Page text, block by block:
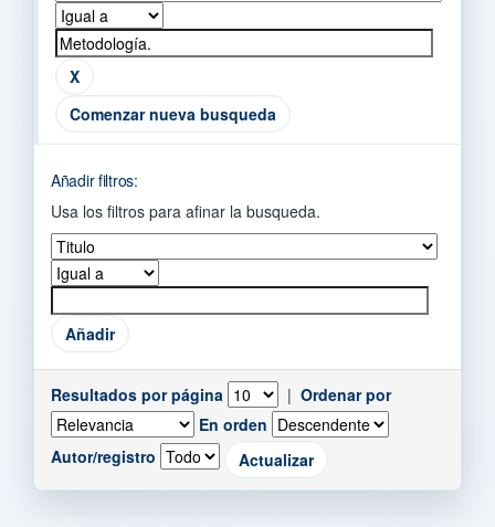
Comenzar nueva busqueda
Añadir filtros:
Usa los filtros para afinar la busqueda.
Resultados por página | Ordenar por
En orden
Autor/registro